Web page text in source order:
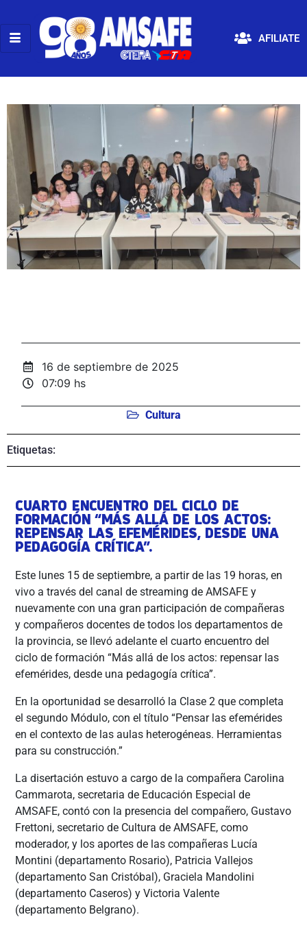
AFILIATE
16 de septiembre de 2025
07:09 hs
Cultura
Etiquetas:
CUARTO ENCUENTRO DEL CICLO DE
FORMACIÓN “MÁS ALLÁ DE LOS ACTOS:
REPENSAR LAS EFEMÉRIDES, DESDE UNA
PEDAGOGÍA CRÍTICA”.
Este lunes 15 de septiembre, a partir de las 19 horas, en
vivo a través del canal de streaming de AMSAFE y
nuevamente con una gran participación de compañeras
y compañeros docentes de todos los departamentos de
la provincia, se llevó adelante el cuarto encuentro del
ciclo de formación “Más allá de los actos: repensar las
efemérides, desde una pedagogía crítica”.
En la oportunidad se desarrolló la Clase 2 que completa
el segundo Módulo, con el título “Pensar las efemérides
en el contexto de las aulas heterogéneas. Herramientas
para su construcción.”
La disertación estuvo a cargo de la compañera Carolina
Cammarota, secretaria de Educación Especial de
AMSAFE, contó con la presencia del compañero, Gustavo
Frettoni, secretario de Cultura de AMSAFE, como
moderador, y los aportes de las compañeras Lucía
Montini (departamento Rosario), Patricia Vallejos
(departamento San Cristóbal), Graciela Mandolini
(departamento Caseros) y Victoria Valente
(departamento Belgrano).